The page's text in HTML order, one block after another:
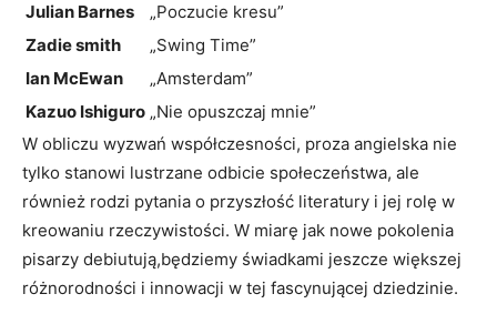
Julian Barnes
„Poczucie kresu”
Zadie smith
„Swing Time”
Ian McEwan
„Amsterdam”
Kazuo Ishiguro „Nie opuszczaj mnie”
W obliczu wyzwań współczesności, proza angielska nie
tylko stanowi lustrzane odbicie społeczeństwa, ale
również rodzi pytania o przyszłość literatury i jej rolę w
kreowaniu rzeczywistości. W miarę jak nowe pokolenia
pisarzy debiutują,będziemy świadkami jeszcze większej
różnorodności i innowacji w tej fascynującej dziedzinie.